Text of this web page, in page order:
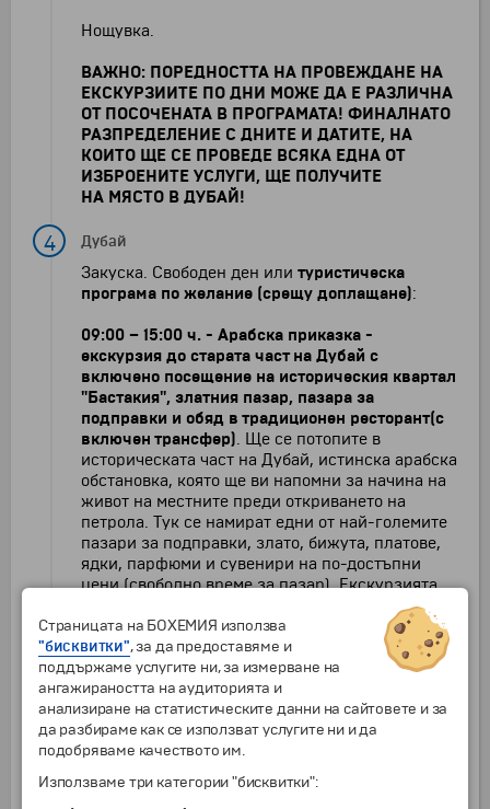
Нощувка.
ВАЖНО: ПОРЕДНОСТТА НА ПРОВЕЖДАНЕ НА
ЕКСКУРЗИИТЕ ПО ДНИ МОЖЕ ДА Е РАЗЛИЧНА
ОТ ПОСОЧЕНАТА В ПРОГРАМАТА! ФИНАЛНАТО
РАЗПРЕДЕЛЕНИЕ С ДНИТЕ И ДАТИТЕ, НА
КОИТО ЩЕ СЕ ПРОВЕДЕ ВСЯКА ЕДНА ОТ
ИЗБРОЕНИТЕ УСЛУГИ, ЩЕ ПОЛУЧИТЕ
НА МЯСТО В ДУБАЙ!
4 Дубай
Закуска. Свободен ден или туристическа
програма по желание (срещу доплащане):
09:00 – 15:00 ч. - Арабска приказка -
екскурзия до старата част на Дубай с
включено посещение на историческия квартал
"Бастакия", златния пазар, пазара за
подправки и обяд в традиционен ресторант(с
включен трансфер). Ще се потопите в
историческата част на Дубай, истинска арабска
обстановка, която ще ви напомни за начина на
живот на местните преди откриването на
петрола. Tук се намират едни от най-големите
пазари за подправки, злато, бижута, платове,
ядки, парфюми и сувенири на по-достъпни
цени (свободно време за пазар). Екскурзията
продължава с обяд в арабски ресторант с
гледка към канала на Дубай и БОНУС
посещение на традиционна местна къща и
чаша арабско кафе в квартала "Бастакия".
Връщане обратно в хотела.
18:00/30 - 22.30 ч. - Светлините на Дубай -
вечерен круиз с яхта от Дубай Марина до
хотел Атлантис с включени трансфери и
вечеря.По време на този круиз, освен вечерята
Страницата на БОХЕМИЯ използва
"бисквитки", за да предоставяме и
поддържаме услугите ни, за измерване на
ангажираността на аудиторията и
анализиране на статистическите данни на сайтовете и за
да разбираме как се използват услугите ни и да
подобряваме качеството им.
Използваме три категории "бисквитки":